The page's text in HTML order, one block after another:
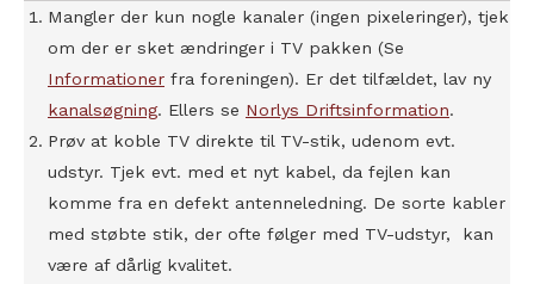
Mangler der kun nogle kanaler (ingen pixeleringer), tjek
om der er sket ændringer i TV pakken (Se
Informationer fra foreningen). Er det tilfældet, lav ny
kanalsøgning. Ellers se Norlys Driftsinformation.
Prøv at koble TV direkte til TV-stik, udenom evt.
udstyr. Tjek evt. med et nyt kabel, da fejlen kan
komme fra en defekt antenneledning. De sorte kabler
med støbte stik, der ofte følger med TV-udstyr, kan
være af dårlig kvalitet.